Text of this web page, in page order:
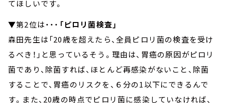
てほしいです。
▼第2位は・・・ 「ピロリ菌検査」
森田先生は「20歳を超えたら、全員ピロリ菌の検査を受け
るべき！」と思っているそう。理由は、胃癌の原因がピロリ
菌であり、除菌すれば、ほとんど再感染がないこと、除菌
することで、胃癌のリスクを、６分の1以下にできるんで
す。また、20歳の時点でピロリ菌に感染していなければ、